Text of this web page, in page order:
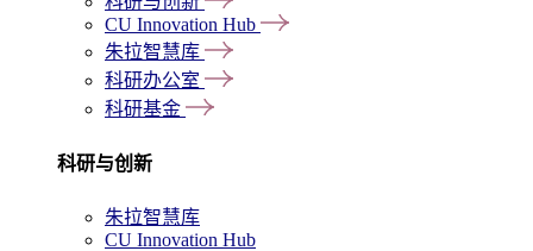
CU Innovation Hub
朱拉智慧库
科研办公室
科研基金
科研与创新
朱拉智慧库
CU Innovation Hub